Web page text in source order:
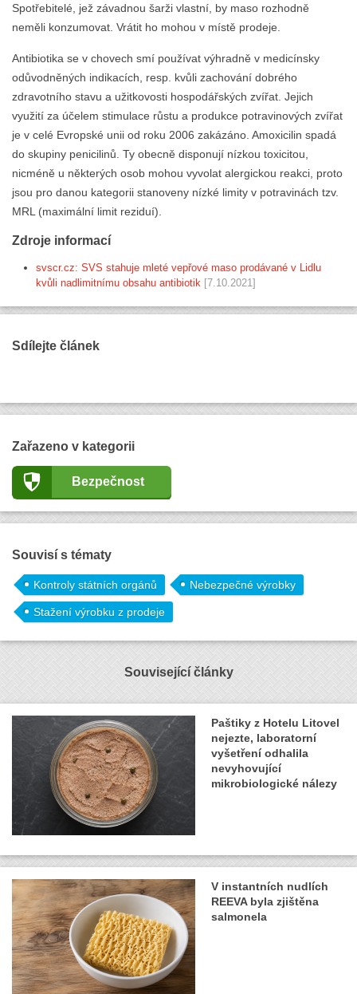
Spotřebitelé, jež závadnou šarži vlastní, by maso rozhodně
neměli konzumovat. Vrátit ho mohou v místě prodeje.
Antibiotika se v chovech smí používat výhradně v medicínsky
odůvodněných indikacích, resp. kvůli zachování dobrého
zdravotního stavu a užitkovosti hospodářských zvířat. Jejich
využití za účelem stimulace růstu a produkce potravinových zvířat
je v celé Evropské unii od roku 2006 zakázáno. Amoxicilin spadá
do skupiny penicilinů. Ty obecně disponují nízkou toxicitou,
nicméně u některých osob mohou vyvolat alergickou reakci, proto
jsou pro danou kategorii stanoveny nízké limity v potravinách tzv.
MRL (maximální limit reziduí).
Zdroje informací
svscr.cz: SVS stahuje mleté vepřové maso prodávané v Lidlu
kvůli nadlimitnímu obsahu antibiotik [7.10.2021]
Sdílejte článek
Zařazeno v kategorii
Bezpečnost
Souvisí s tématy
Kontroly státních orgánů Nebezpečné výrobky
Stažení výrobku z prodeje
Související články
Paštiky z Hotelu Litovel
nejezte, laboratorní
vyšetření odhalila
nevyhovující
mikrobiologické nálezy
V instantních nudlích
REEVA byla zjištěna
salmonela